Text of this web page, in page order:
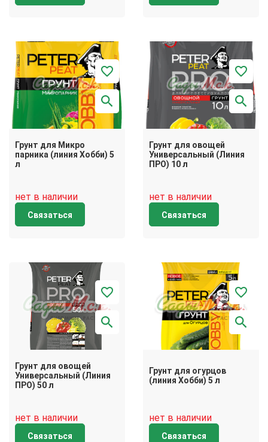
Грунт для Микро
парника (линия Хобби) 5
л
нет в наличии
Связаться
Грунт для овощей
Универсальный (Линия
ПРО) 10 л
нет в наличии
Связаться
Грунт для овощей
Универсальный (Линия
ПРО) 50 л
нет в наличии
Связаться
Грунт для огурцов
(линия Хобби) 5 л
нет в наличии
Связаться